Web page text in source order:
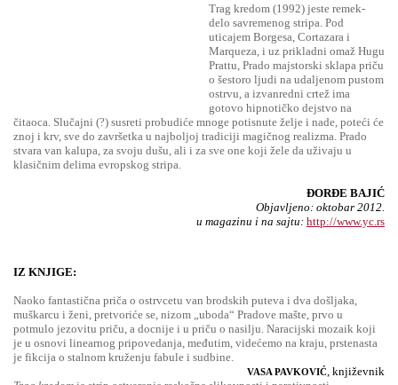
Trag kredom (1992) jeste remek-
delo savremenog stripa. Pod
uticajem Borgesa, Cortazara i
Marqueza, i uz prikladni omaž Hugu
Prattu, Prado majstorski sklapa priču
o šestoro ljudi na udaljenom pustom
ostrvu, a izvanredni crtež ima
gotovo hipnotičko dejstvo na
čitaoca. Slučajni (?) susreti probudiće mnoge potisnute želje i nade, poteći će
znoj i krv, sve do završetka u najboljoj tradiciji magičnog realizma. Prado
stvara van kalupa, za svoju dušu, ali i za sve one koji žele da uživaju u
klasičnim delima evropskog stripa.
ĐORĐE BAJIĆ
Objavljeno: oktobar 2012.
u magazinu i na sajtu: http://www.yc.rs
IZ KNJIGE:
Naoko fantastična priča o ostrvcetu van brodskih puteva i dva došljaka,
muškarcu i ženi, pretvoriće se, nizom „uboda“ Pradove mašte, prvo u
potmulo jezovitu priču, a docnije i u priču o nasilju. Naracijski mozaik koji
je u osnovi linearnog pripovedanja, međutim, videćemo na kraju, prstenasta
je fikcija o stalnom kruženju fabule i sudbine.
VASA PAVKOVIĆ , književnik